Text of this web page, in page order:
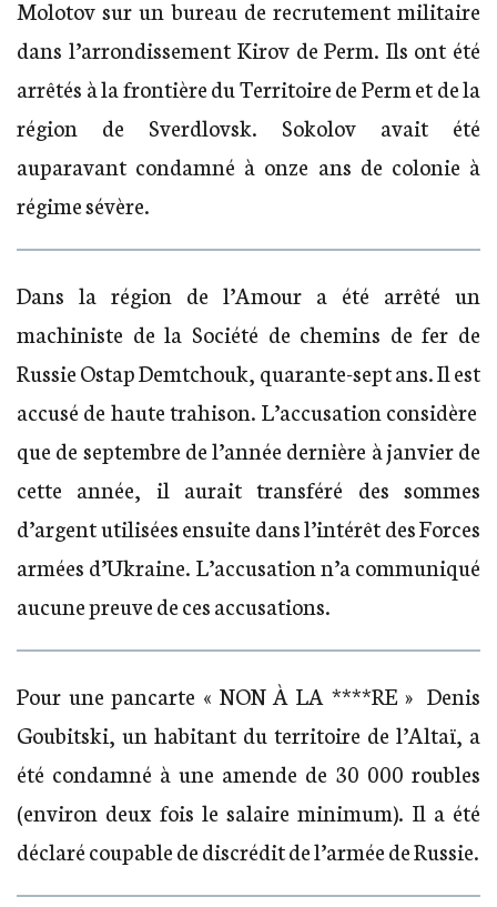
Molotov sur un bureau de recrutement militaire
dans l’arrondissement Kirov de Perm. Ils ont été
arrêtés à la frontière du Territoire de Perm et de la
région de Sverdlovsk. Sokolov avait été
auparavant condamné à onze ans de colonie à
régime sévère.
Dans la région de l’Amour a été arrêté un
machiniste de la Société de chemins de fer de
Russie Ostap Demtchouk, quarante-sept ans. Il est
accusé de haute trahison. L’accusation considère
que de septembre de l’année dernière à janvier de
cette année, il aurait transféré des sommes
d’argent utilisées ensuite dans l’intérêt des Forces
armées d’Ukraine. L’accusation n’a communiqué
aucune preuve de ces accusations.
Pour une pancarte « NON À LA ****RE » Denis
Goubitski, un habitant du territoire de l’Altaï, a
été condamné à une amende de 30 000 roubles
(environ deux fois le salaire minimum). Il a été
déclaré coupable de discrédit de l’armée de Russie.